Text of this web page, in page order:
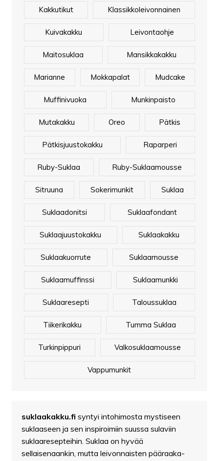
Kakkutikut Klassikkoleivonnainen
Kuivakakku Leivontaohje
Maitosuklaa Mansikkakakku
Marianne Mokkapalat Mudcake
Muffinivuoka Munkinpaisto
Mutakakku Oreo Pätkis
Pätkisjuustokakku Raparperi
Ruby-Suklaa Ruby-Suklaamousse
Sitruuna Sokerimunkit Suklaa
Suklaadonitsi Suklaafondant
Suklaajuustokakku Suklaakakku
Suklaakuorrute Suklaamousse
Suklaamuffinssi Suklaamunkki
Suklaaresepti Taloussuklaa
Tiikerikakku Tumma Suklaa
Turkinpippuri Valkosuklaamousse
Vappumunkit
suklaakakku.fi syntyi intohimosta mystiseen
suklaaseen ja sen inspiroimiin suussa sulaviin
suklaaresepteihin. Suklaa on hyvää
sellaisenaankin, mutta leivonnaisten pääraaka-